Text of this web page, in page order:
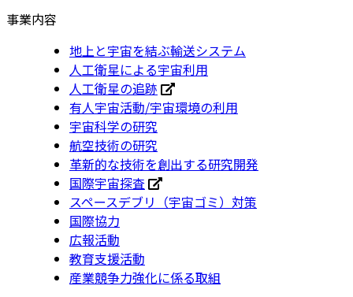
事業内容
地上と宇宙を結ぶ輸送システム
人工衛星による宇宙利用
人工衛星の追跡
有人宇宙活動/宇宙環境の利用
宇宙科学の研究
航空技術の研究
革新的な技術を創出する研究開発
国際宇宙探査
スペースデブリ（宇宙ゴミ）対策
国際協力
広報活動
教育支援活動
産業競争力強化に係る取組